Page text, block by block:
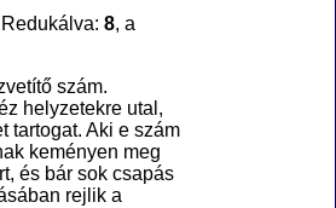
8, a
szám.
helyzetekre utal,
tartogat. Aki e szám
keményen meg
és bár sok csapás
rejlik a